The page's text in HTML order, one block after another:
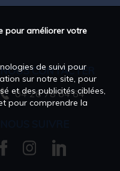
NOUS CONTACTER
04 26 78 64 64
pour améliorer votre
de suivi pour
sur notre site, pour
et des publicités ciblées,
pour comprendre la